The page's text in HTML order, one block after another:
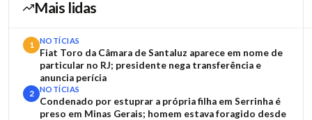
Mais lidas
1 NOTÍCIAS
Fiat Toro da Câmara de Santaluz aparece em nome de
particular no RJ; presidente nega transferência e
anuncia perícia
2 NOTÍCIAS
Condenado por estuprar a própria filha em Serrinha é
preso em Minas Gerais; homem estava foragido desde